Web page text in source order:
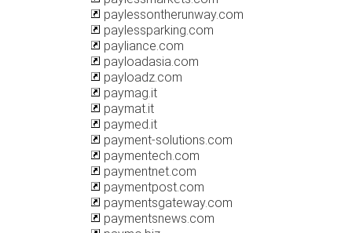
paylessontherunway.com
paylessparking.com
payliance.com
payloadasia.com
payloadz.com
paymag.it
paymat.it
paymed.it
payment-solutions.com
paymentech.com
paymentnet.com
paymentpost.com
paymentsgateway.com
paymentsnews.com